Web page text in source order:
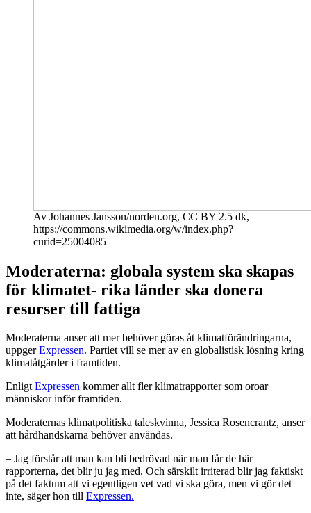
Av Johannes Jansson/norden.org, CC BY 2.5 dk,
https://commons.wikimedia.org/w/index.php?
curid=25004085
Moderaterna: globala system ska skapas
för klimatet- rika länder ska donera
resurser till fattiga
Moderaterna anser att mer behöver göras åt klimatförändringarna,
uppgerExpressen. Partiet vill se mer av en globalistisk lösning kring
klimatåtgärder i framtiden.
EnligtExpressen kommer allt fler klimatrapporter som oroar
människor inför framtiden.
Moderaternas klimatpolitiska taleskvinna, Jessica Rosencrantz, anser
att hårdhandskarna behöver användas.
– Jag förstår att man kan bli bedrövad när man får de här
rapporterna, det blir ju jag med. Och särskilt irriterad blir jag faktiskt
på det faktum att vi egentligen vet vad vi ska göra, men vi gör det
inte, säger hon till Expressen.